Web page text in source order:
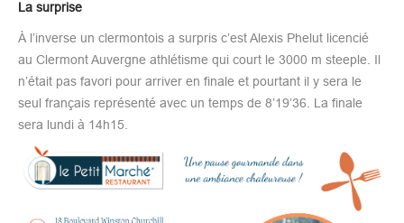
La surprise
À l’inverse un clermontois a surpris c’est Alexis Phelut licencié
au Clermont Auvergne athlétisme qui court le 3000 m steeple. Il
n’était pas favori pour arriver en finale et pourtant il y sera le
seul français représenté avec un temps de 8’19’36. La finale
sera lundi à 14h15.